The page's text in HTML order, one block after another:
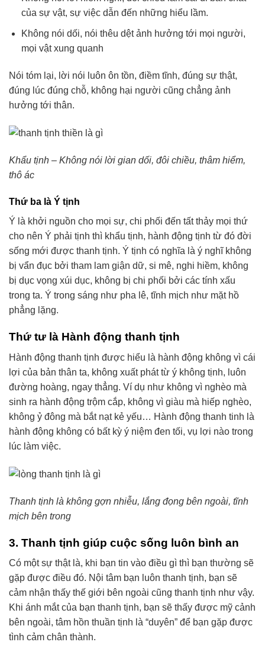
của sự vật, sự việc dẫn đến những hiểu lầm.
Không nói dối, nói thêu dệt ảnh hưởng tới mọi người,
mọi vật xung quanh
Nói tóm lại, lời nói luôn ôn tồn, điềm tĩnh, đúng sự thật,
đúng lúc đúng chỗ, không hại người cũng chẳng ảnh
hưởng tới thân.
Khẩu tịnh – Không nói lời gian dối, đôi chiều, thâm hiểm,
thô ác
Thứ ba là Ý tịnh
Ý là khởi nguồn cho mọi sự, chi phối đến tất thảy mọi thứ
cho nên Ý phải tịnh thì khẩu tịnh, hành động tịnh từ đó đời
sống mới được thanh tịnh. Ý tịnh có nghĩa là ý nghĩ không
bị vẩn đục bởi tham lam giận dữ, si mê, nghi hiềm, không
bị dục vọng xúi dục, không bị chi phối bởi các tính xấu
trong ta. Ý trong sáng như pha lê, tĩnh mịch như mặt hồ
phẳng lặng.
Thứ tư là Hành động thanh tịnh
Hành động thanh tịnh được hiểu là hành động không vì cái
lợi của bản thân ta, không xuất phát từ ý không tịnh, luôn
đường hoàng, ngay thẳng. Ví dụ như không vì nghèo mà
sinh ra hành động trộm cắp, không vì giàu mà hiếp nghèo,
không ỷ đông mà bắt nạt kẻ yếu… Hành động thanh tinh là
hành động không có bất kỳ ý niệm đen tối, vụ lợi nào trong
lúc làm việc.
Thanh tịnh là không gợn nhiễu, lắng đọng bên ngoài, tĩnh
mịch bên trong
3. Thanh tịnh giúp cuộc sống luôn bình an
Có một sự thật là, khi bạn tin vào điều gì thì bạn thường sẽ
gặp được điều đó. Nội tâm bạn luôn thanh tịnh, bạn sẽ
cảm nhận thấy thế giới bên ngoài cũng thanh tịnh như vậy.
Khi ánh mắt của bạn thanh tịnh, bạn sẽ thấy được mỹ cảnh
bên ngoài, tâm hồn thuần tịnh là “duyên” để bạn gặp được
tình cảm chân thành.